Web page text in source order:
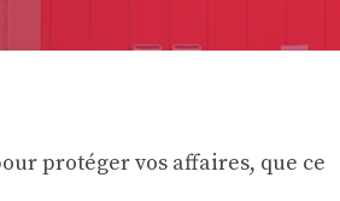
protéger vos affaires, que ce